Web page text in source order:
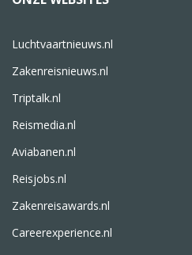
Luchtvaartnieuws.nl
Zakenreisnieuws.nl
Triptalk.nl
Reismedia.nl
Aviabanen.nl
Reisjobs.nl
Zakenreisawards.nl
Careerexperience.nl